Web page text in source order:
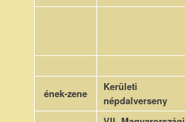
ének-zene
Kerületi
népdalverseny